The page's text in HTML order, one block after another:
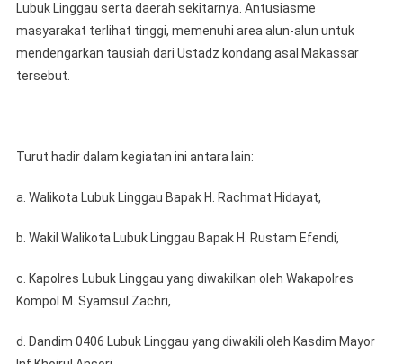
Lubuk Linggau serta daerah sekitarnya. Antusiasme
masyarakat terlihat tinggi, memenuhi area alun-alun untuk
mendengarkan tausiah dari Ustadz kondang asal Makassar
tersebut.
Turut hadir dalam kegiatan ini antara lain:
a. Walikota Lubuk Linggau Bapak H. Rachmat Hidayat,
b. Wakil Walikota Lubuk Linggau Bapak H. Rustam Efendi,
c. Kapolres Lubuk Linggau yang diwakilkan oleh Wakapolres
Kompol M. Syamsul Zachri,
d. Dandim 0406 Lubuk Linggau yang diwakili oleh Kasdim Mayor